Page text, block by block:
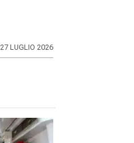
27 LUGLIO 2026